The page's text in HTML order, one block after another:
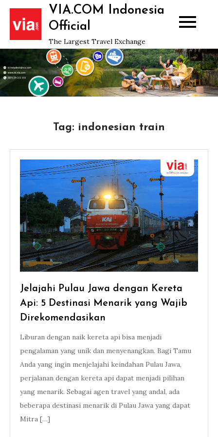
Skip
content
VIA.COM Indonesia
Official
The Largest Travel Exchange
Tag: indonesian train
Jelajahi Pulau Jawa dengan Kereta
Api: 5 Destinasi Menarik yang Wajib
Direkomendasikan
Liburan dengan naik kereta api bisa menjadi
pengalaman yang unik dan menyenangkan. Bagi Tamu
Anda yang ingin menjelajahi keindahan Pulau Jawa,
perjalanan dengan kereta api dapat menjadi pilihan
yang menarik. Sebagai agen travel yang andal, ada
beberapa destinasi menarik di Pulau Jawa yang dapat
Mitra […]